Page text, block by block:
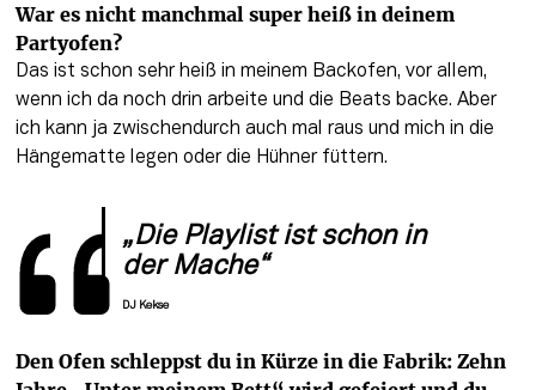
War es nicht manchmal super heiß in deinem
Partyofen?
Das ist schon sehr heiß in meinem Backofen, vor allem,
wenn ich da noch drin arbeite und die Beats backe. Aber
ich kann ja zwischendurch auch mal raus und mich in die
Hängematte legen oder die Hühner füttern.
„Die Playlist ist schon in
der Mache“
DJ Kekse
Den Ofen schleppst du in Kürze in die Fabrik: Zehn